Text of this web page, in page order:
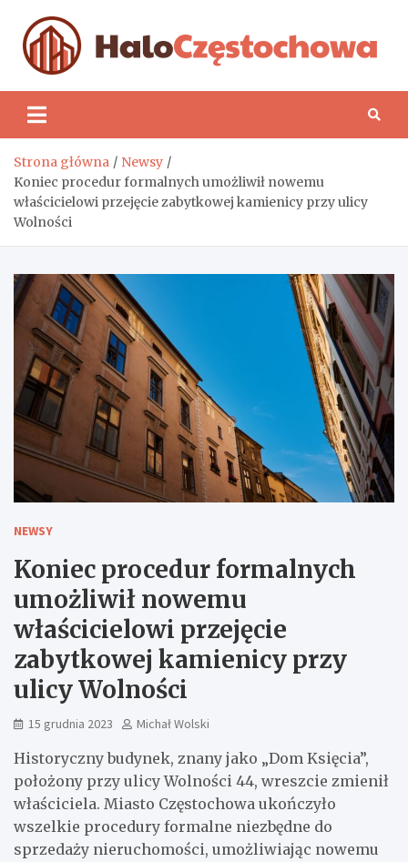
content
Strona główna
Newsy
Koniec procedur formalnych umożliwił nowemu
właścicielowi przejęcie zabytkowej kamienicy przy ulicy
Wolności
NEWSY
Koniec procedur formalnych
umożliwił nowemu
właścicielowi przejęcie
zabytkowej kamienicy przy
ulicy Wolności
15 grudnia 2023 Michał Wolski
Historyczny budynek, znany jako „Dom Księcia”,
położony przy ulicy Wolności 44, wreszcie zmienił
właściciela. Miasto Częstochowa ukończyło
wszelkie procedury formalne niezbędne do
sprzedaży nieruchomości, umożliwiając nowemu